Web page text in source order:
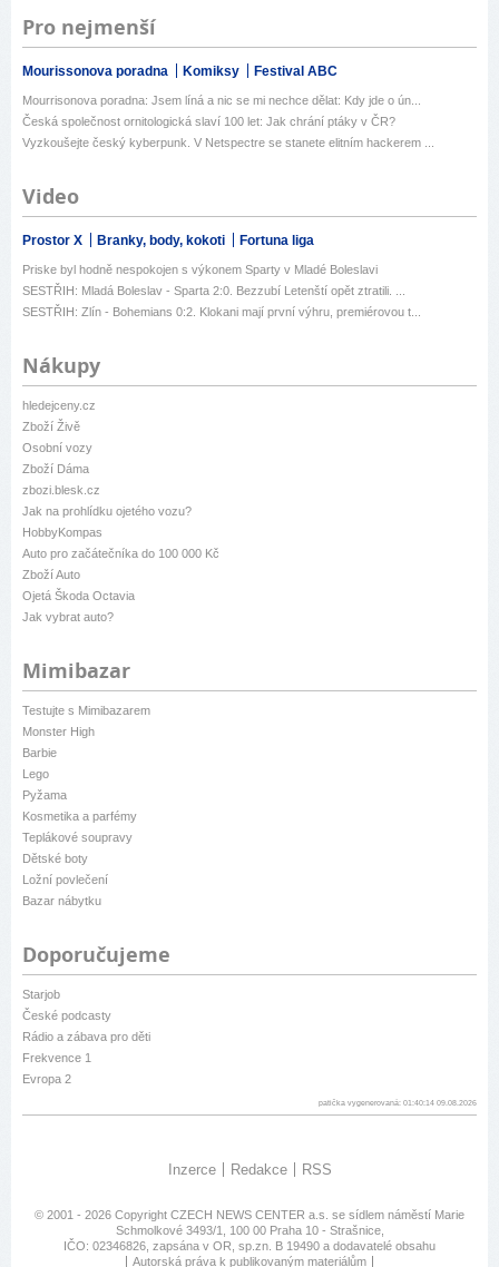
Pro nejmenší
Mourissonova poradna Komiksy Festival ABC
Mourrisonova poradna: Jsem líná a nic se mi nechce dělat: Kdy jde o ún...
Česká společnost ornitologická slaví 100 let: Jak chrání ptáky v ČR?
Vyzkoušejte český kyberpunk. V Netspectre se stanete elitním hackerem ...
Video
Prostor X Branky, body, kokoti Fortuna liga
Priske byl hodně nespokojen s výkonem Sparty v Mladé Boleslavi
SESTŘIH: Mladá Boleslav - Sparta 2:0. Bezzubí Letenští opět ztratili. ...
SESTŘIH: Zlín - Bohemians 0:2. Klokani mají první výhru, premiérovou t...
Nákupy
hledejceny.cz
Zboží Živě
Osobní vozy
Zboží Dáma
zbozi.blesk.cz
Jak na prohlídku ojetého vozu?
HobbyKompas
Auto pro začátečníka do 100 000 Kč
Zboží Auto
Ojetá Škoda Octavia
Jak vybrat auto?
Mimibazar
Testujte s Mimibazarem
Monster High
Barbie
Lego
Pyžama
Kosmetika a parfémy
Teplákové soupravy
Dětské boty
Ložní povlečení
Bazar nábytku
Doporučujeme
Starjob
České podcasty
Rádio a zábava pro děti
Frekvence 1
Evropa 2
patička vygenerovaná: 01:40:14 09.08.2026
Inzerce Redakce RSS
© 2001 - 2026 Copyright CZECH NEWS CENTER a.s. se sídlem náměstí Marie
Schmolkové 3493/1, 100 00 Praha 10 - Strašnice,
IČO: 02346826, zapsána v OR, sp.zn. B 19490 a dodavatelé obsahu
Autorská práva k publikovaným materiálům